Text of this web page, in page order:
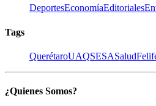
DeportesEconomíaEditoriales
Tags
QuerétaroUAQSESASalud
¿Quienes Somos?